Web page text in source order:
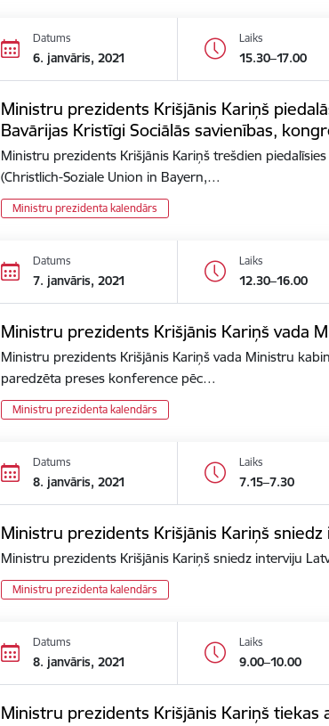
Datums
6. janvāris, 2021
Laiks
15.30–17.00
Ministru prezidents Krišjānis Kariņš
Bavārijas Kristīgi Sociālās savienības,
Ministru prezidents Krišjānis Kariņš trešdien
(Christlich-Soziale Union in Bayern,…
Ministru prezidenta kalendārs
Datums
7. janvāris, 2021
Laiks
12.30–16.00
Ministru prezidents Krišjānis Kariņš vada
Ministru prezidents Krišjānis Kariņš vada Ministru
paredzēta preses konference pēc…
Ministru prezidenta kalendārs
Datums
8. janvāris, 2021
Laiks
7.15–7.30
Ministru prezidents Krišjānis Kariņš sniedz
Ministru prezidents Krišjānis Kariņš sniedz interviju
Ministru prezidenta kalendārs
Datums
8. janvāris, 2021
Laiks
9.00–10.00
Ministru prezidents Krišjānis Kariņš tiekas